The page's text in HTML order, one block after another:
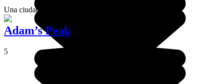
Una ciudad santa para todos los ceilaneses: Kataragama.
Adam’s Peak
5